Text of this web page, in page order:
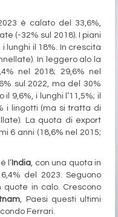
è calato del 33,6%,
(-32% sul 2018). I piani
lunghi il 18%. In crescita
In leggero alo la
nel 2018; 29,6% nel
sul 2022, ma del 30%
9,6%, i lunghi l’11,5%; il
i lingotti (ma si tratta di
La quota di export
6 anni (18,6% nel 2015;
l’ India, con una quota in
del 2023. Seguono
quote in calo. Crescono
, Paesi questi ultimi
Ferrari.